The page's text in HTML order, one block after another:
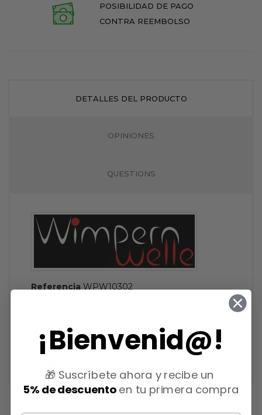
POSIBILIDAD DE PAGO
CONTRA REEMBOLSO
DETALLES DEL PRODUCTO
OPINIONES
QUESTIONS
Referencia WPW10302
Referencias específicas
¡Bienvenid@!
🎁 Suscríbete ahora y recibe un
5% de descuentoen tu primera compra